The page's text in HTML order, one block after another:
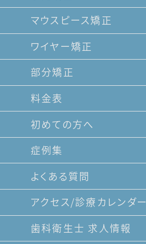
マウスピース矯正
ワイヤー矯正
部分矯正
料金表
初めての方へ
症例集
よくある質問
アクセス/診療カレンダー
歯科衛生士 求人情報